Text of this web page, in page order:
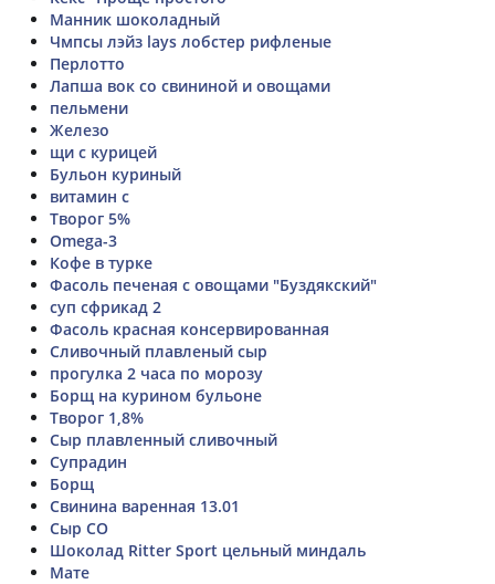
Манник шоколадный
Чмпсы лэйз lays лобстер рифленые
Перлотто
Лапша вок со свининой и овощами
пельмени
Железо
щи с курицей
Бульон куриный
витамин с
Творог 5%
Omega-3
Кофе в турке
Фасоль печеная с овощами "Буздякский"
суп сфрикад 2
Фасоль красная консервированная
Сливочный плавленый сыр
прогулка 2 часа по морозу
Борщ на курином бульоне
Творог 1,8%
Сыр плавленный сливочный
Супрадин
Борщ
Свинина варенная 13.01
Сыр СО
Шоколад Ritter Sport цельный миндаль
Мате